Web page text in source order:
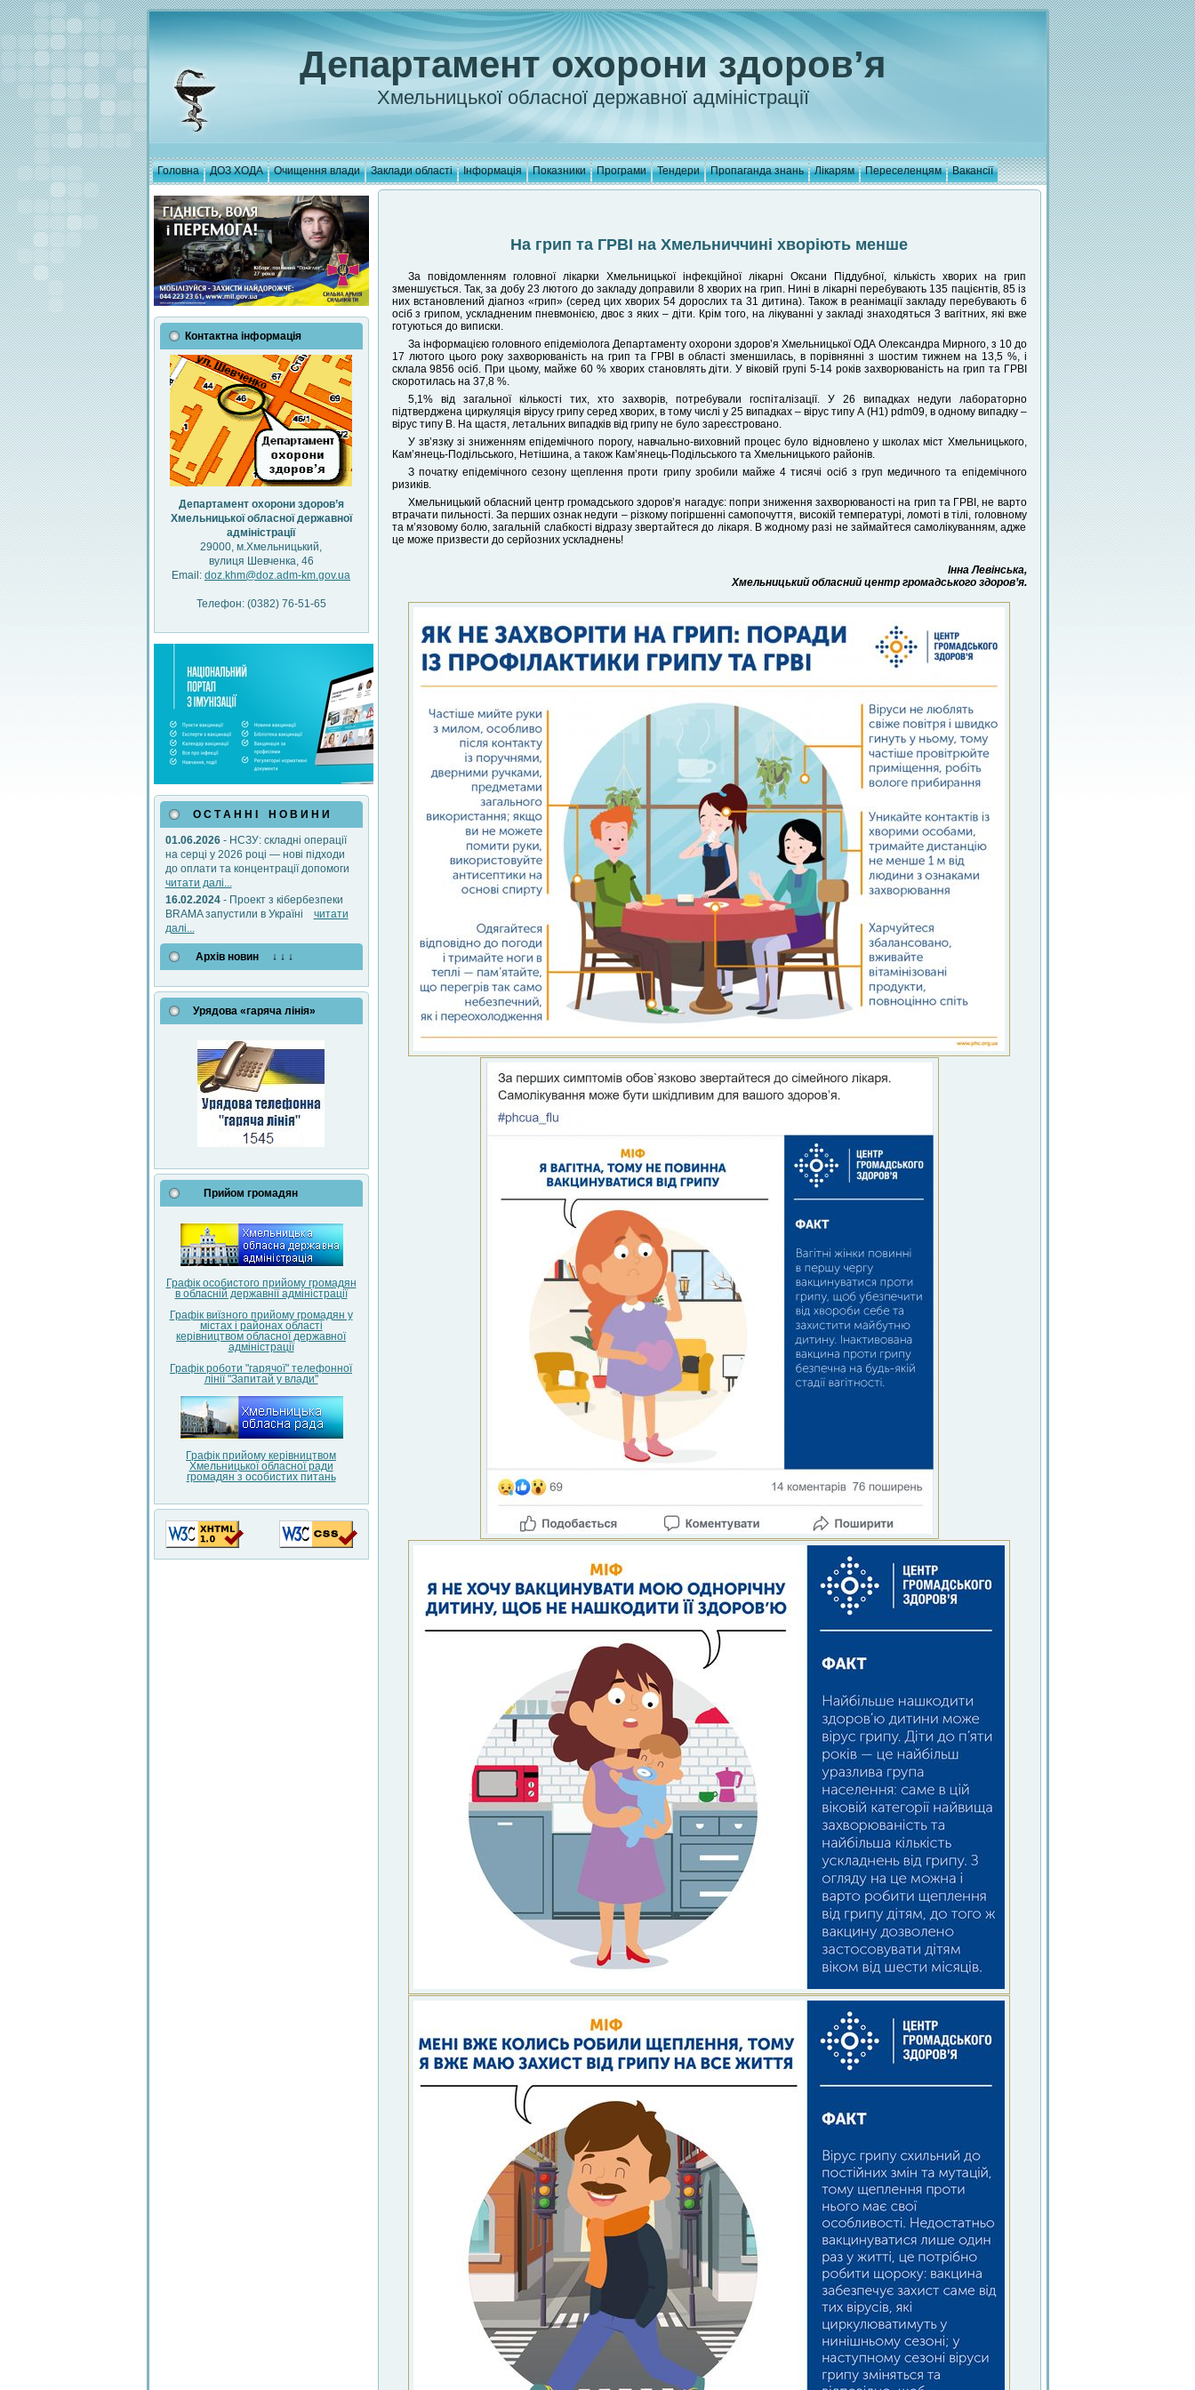
Департамент охорони здоров’я
Хмельницької обласної державної адміністрації
Головна ДОЗ ХОДА Очищення влади Заклади області Інформація Показники Програми Тендери Пропаганда знань Лікарям Переселенцям Вакансії
Контактна інформація
Департамент охорони здоров’я
Хмельницької обласної державної
адміністрації
29000, м.Хмельницький,
вулиця Шевченка, 46
Email: doz.khm@doz.adm-km.gov.ua
Телефон: (0382) 76-51-65
О С Т А Н Н І Н О В И Н И
01.06.2026- НСЗУ: складні операції
на серці у 2026 році — нові підходи
до оплати та концентрації допомоги
читати далі...
16.02.2024- Проект з кібербезпеки
BRAMA запустили в Україні читати
далі...
Архів новин ↓ ↓ ↓
Урядова «гаряча лінія»
Прийом громадян
Графік особистого прийому громадян
в обласній державнії адміністрації
Графік виїзного прийому громадян у
містах і районах області
керівництвом обласної державної
адміністрації
Графік роботи "гарячої" телефонної
лінії "Запитай у влади"
Графік прийому керівництвом
Хмельницької обласної ради
громадян з особистих питань
На грип та ГРВІ на Хмельниччині хворіють менше
За повідомленням головної лікарки Хмельницької інфекційної лікарні Оксани Піддубної, кількість хворих на грип
зменшується. Так, за добу 23 лютого до закладу доправили 8 хворих на грип. Нині в лікарні перебувають 135 пацієнтів, 85 із
них встановлений діагноз «грип» (серед цих хворих 54 дорослих та 31 дитина). Також в реанімації закладу перебувають 6
осіб з грипом, ускладненим пневмонією, двоє з яких – діти. Крім того, на лікуванні у закладі знаходяться 3 вагітних, які вже
готуються до виписки.
За інформацією головного епідеміолога Департаменту охорони здоров’я Хмельницької ОДА Олександра Мирного, з 10 до
17 лютого цього року захворюваність на грип та ГРВІ в області зменшилась, в порівнянні з шостим тижнем на 13,5 %, і
склала 9856 осіб. При цьому, майже 60 % хворих становлять діти. У віковій групі 5-14 років захворюваність на грип та ГРВІ
скоротилась на 37,8 %.
5,1% від загальної кількості тих, хто захворів, потребували госпіталізації. У 26 випадках недуги лабораторно
підтверджена циркуляція вірусу грипу серед хворих, в тому числі у 25 випадках – вірус типу А (H1) pdm09, в одному випадку –
вірус типу В. На щастя, летальних випадків від грипу не було зареєстровано.
У зв’язку зі зниженням епідемічного порогу, навчально-виховний процес було відновлено у школах міст Хмельницького,
Кам’янець-Подільського, Нетішина, а також Кам’янець-Подільського та Хмельницького районів.
З початку епідемічного сезону щеплення проти грипу зробили майже 4 тисячі осіб з груп медичного та епідемічного
ризиків.
Хмельницький обласний центр громадського здоров’я нагадує: попри зниження захворюваності на грип та ГРВІ, не варто
втрачати пильності. За перших ознак недуги – різкому погіршенні самопочуття, високій температурі, ломоті в тілі, головному
та м’язовому болю, загальній слабкості відразу звертайтеся до лікаря. В жодному разі не займайтеся самолікуванням, адже
це може призвести до серйозних ускладнень!
Інна Левінська,
Хмельницький обласний центр громадського здоров’я.